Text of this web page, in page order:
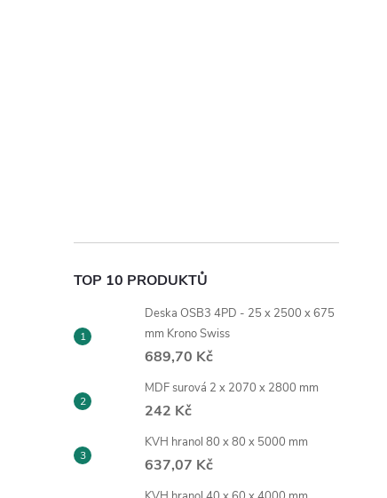
TOP 10 PRODUKTŮ
Deska OSB3 4PD - 25 x 2500 x 675
mm Krono Swiss
689,70 Kč
MDF surová 2 x 2070 x 2800 mm
242 Kč
KVH hranol 80 x 80 x 5000 mm
637,07 Kč